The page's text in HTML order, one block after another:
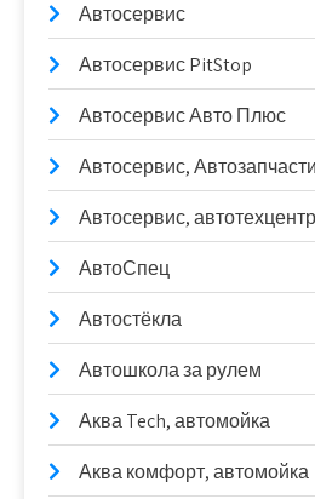
Автосервис
Автосервис PitStop
Автосервис Авто Плюс
Автосервис, Автозапчасти
Автосервис, автотехцентр
АвтоСпец
Автостёкла
Автошкола за рулем
Аква Tech, автомойка
Аква комфорт, автомойка